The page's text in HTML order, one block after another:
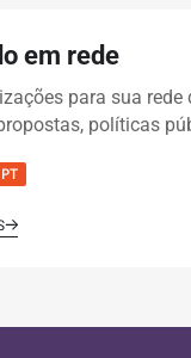
em rede
para sua rede
políticas
PT